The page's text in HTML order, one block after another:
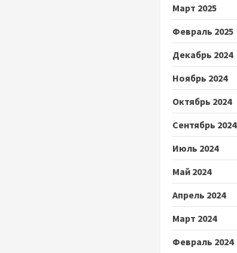
Март 2025
Февраль 2025
Декабрь 2024
Ноябрь 2024
Октябрь 2024
Сентябрь 2024
Июль 2024
Май 2024
Апрель 2024
Март 2024
Февраль 2024